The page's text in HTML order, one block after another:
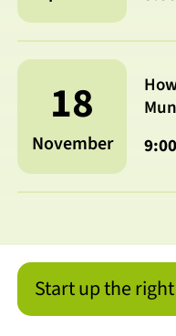
18
November
Start up the